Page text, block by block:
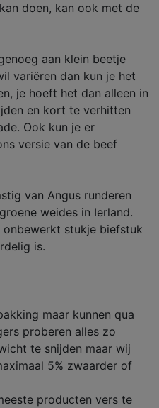
doen, kan ook met de
aan klein beetje
variëren dan kun je het
je hoeft het dan alleen in
en kort te verhitten
Ook kun je er
versie van de beef
van Angus runderen
weides in Ierland.
onbewerkt stukje biefstuk
is.
maar kunnen qua
proberen alles zo
te snijden maar wij
5% zwaarder of
producten vers te